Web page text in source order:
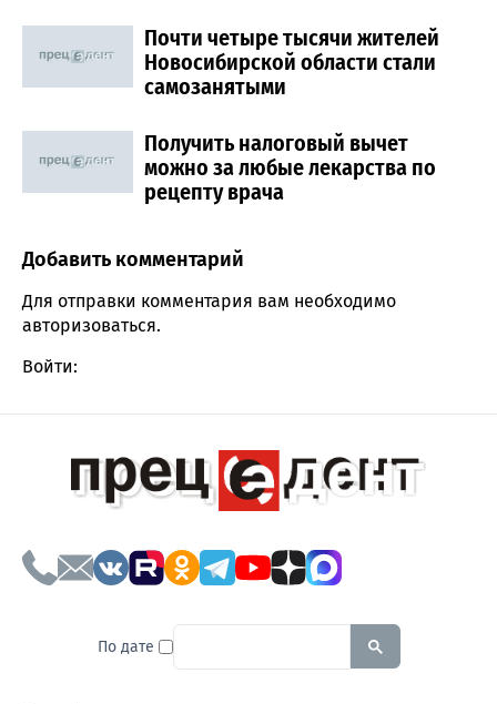
Почти четыре тысячи жителей
Новосибирской области стали
самозанятыми
Получить налоговый вычет
можно за любые лекарства по
рецепту врача
Comment section
Добавить комментарий
Для отправки комментария вам необходимо
авторизоваться.
Войти:
По дате To search this site, enter a